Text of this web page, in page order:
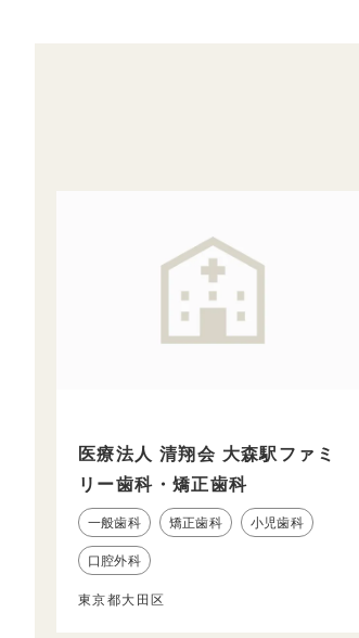
医療法人 清翔会 大森駅ファミ
リー歯科・矯正歯科
一般歯科 矯正歯科 小児歯科
口腔外科
東京都大田区